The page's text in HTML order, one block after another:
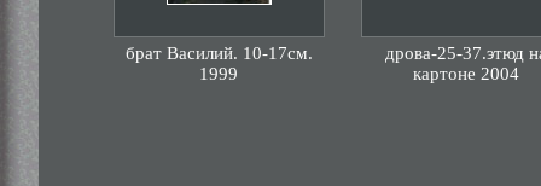
брат Василий. 10-17см.
1999
дрова-25-37.этюд
картоне 2004